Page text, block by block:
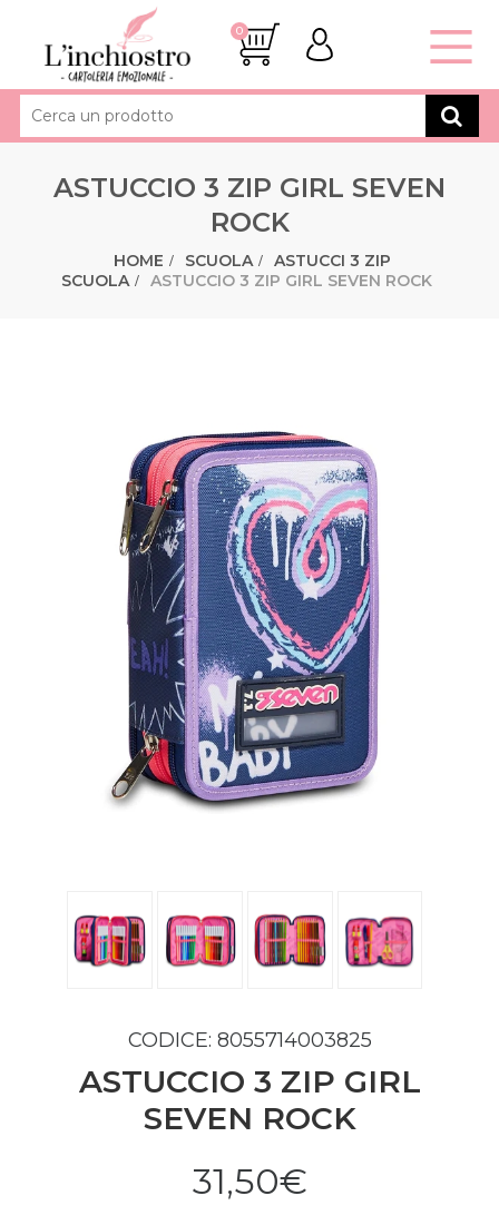
0
ASTUCCIO 3 ZIP GIRL SEVEN
ROCK
HOME SCUOLA
ASTUCCI 3 ZIP
SCUOLA
ASTUCCIO 3 ZIP GIRL SEVEN ROCK
CODICE: 8055714003825
ASTUCCIO 3 ZIP GIRL
SEVEN ROCK
31,50€